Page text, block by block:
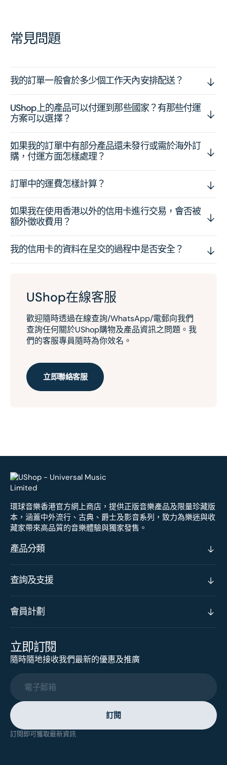
常見問題
我的訂單一般會於多少個工作天內安排配送？
UShop上的產品可以付運到那些國家？有那些付運
方案可以選擇？
如果我的訂單中有部分產品還未發行或需於海外訂
購，付運方面怎樣處理？
訂單中的運費怎樣計算？
如果我在使用香港以外的信用卡進行交易，會否被
額外徵收費用？
我的信用卡的資料在呈交的過程中是否安全？
UShop在線客服
歡迎隨時透過在線查詢/WhatsApp/電郵向我們
查詢任何關於UShop購物及產品資訊之問題。我
們的客服專員隨時為你效名。
立即聯絡客服
環球音樂香港官方網上商店，提供正版音樂產品及限量珍藏版
本，涵蓋中外流行、古典、爵士及影音系列，致力為樂迷與收
藏家帶來高品質的音樂體驗與獨家發售。
產品分類
查詢及支援
會員計劃
立即訂閱
隨時隨地接收我們最新的優惠及推廣
電子郵箱
訂閱
訂閱即可獲取最新資訊